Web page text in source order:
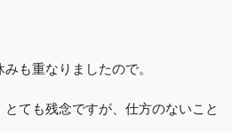
も重なりましたので。
ても残念ですが、仕方のないこと